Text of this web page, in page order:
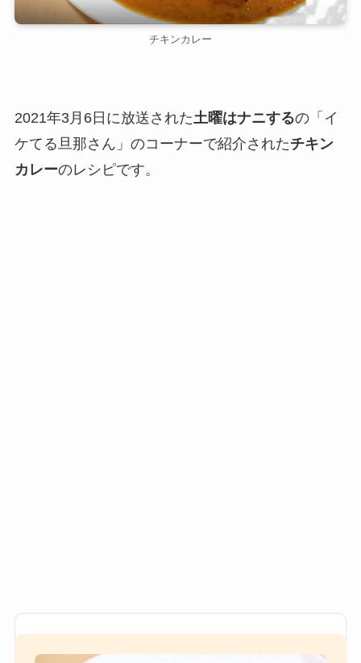
チキンカレー
2021年3月6日に放送された 土曜はナニするの「イ
ケてる旦那さん」のコーナーで紹介されたチキン
カレーのレシピです。